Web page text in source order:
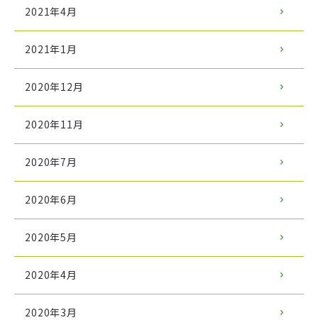
2021年4月
2021年1月
2020年12月
2020年11月
2020年7月
2020年6月
2020年5月
2020年4月
2020年3月